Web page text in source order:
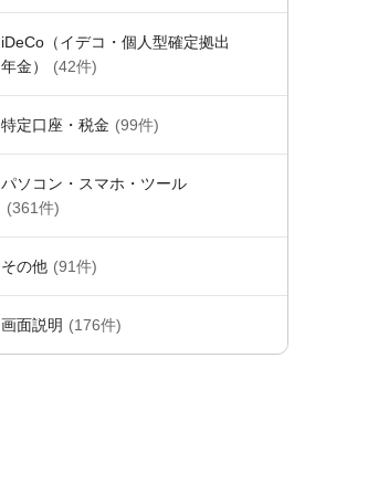
iDeCo（イデコ・個人型確定拠出
年金）
(42件)
特定口座・税金 (99件)
パソコン・スマホ・ツール
(361件)
その他 (91件)
画面説明 (176件)